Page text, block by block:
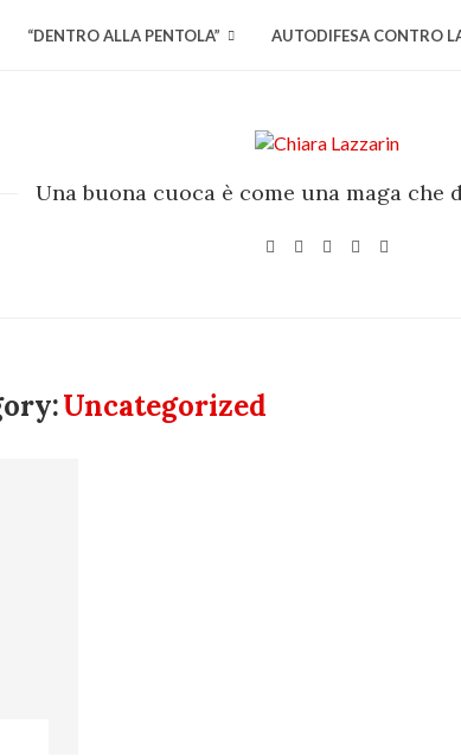
“DENTRO ALLA PENTOLA” AUTODIFESA CONTRO
Una buona cuoca è come una maga che
Uncategorized